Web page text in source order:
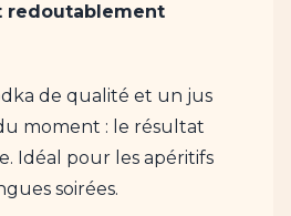
redoutablement
de qualité et un jus
moment : le résultat
Idéal pour les apéritifs
soirées.